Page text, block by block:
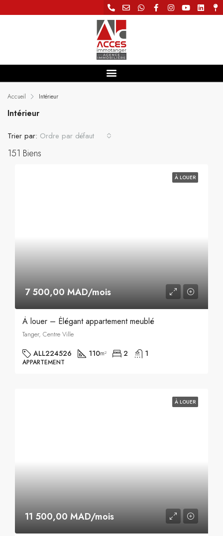
Accueil Intérieur
Intérieur
151 Biens
Trier par: Ordre par défaut
À LOUER
7 500,00 MAD/mois
À louer – Élégant appartement meublé
Tanger, Centre Ville
ALL224526 110m² 2 1
APPARTEMENT
À LOUER
11 500,00 MAD/mois